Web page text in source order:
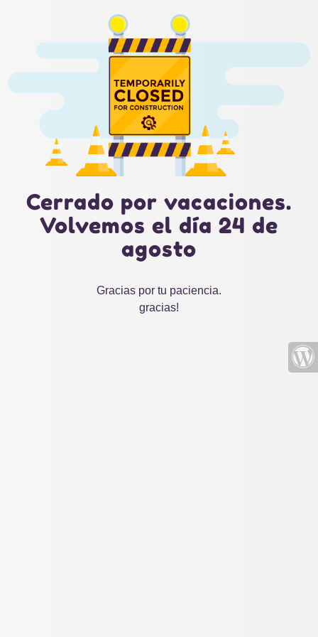
Cerrado por vacaciones.
Volvemos el día 24 de
agosto
Gracias por tu paciencia.
gracias!